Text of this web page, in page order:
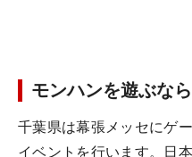
モンハンを遊ぶな
千葉県は幕張メッセにゲ
イベントを行います。日